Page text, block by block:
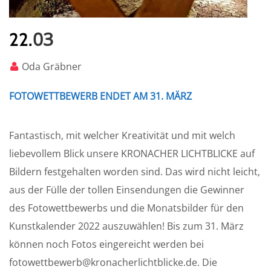
22.03
Oda Gräbner
FOTOWETTBEWERB ENDET AM 31. MÄRZ
Fantastisch, mit welcher Kreativität und mit welch
liebevollem Blick unsere KRONACHER LICHTBLICKE auf
Bildern festgehalten worden sind. Das wird nicht leicht,
aus der Fülle der tollen Einsendungen die Gewinner
des Fotowettbewerbs und die Monatsbilder für den
Kunstkalender 2022 auszuwählen! Bis zum 31. März
können noch Fotos eingereicht werden bei
fotowettbewerb@kronacherlichtblicke.de. Die